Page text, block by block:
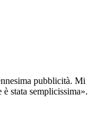
pubblicità. Mi
stata semplicissima».